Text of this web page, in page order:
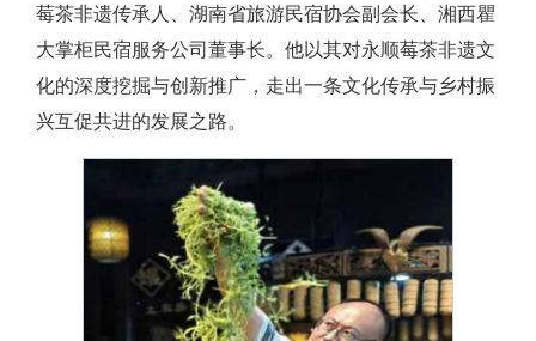
莓茶非遗传承人、湖南省旅游民宿协会副会长、湘西瞿
大掌柜民宿服务公司董事长。他以其对永顺莓茶非遗文
化的深度挖掘与创新推广，走出一条文化传承与乡村振
兴互促共进的发展之路。